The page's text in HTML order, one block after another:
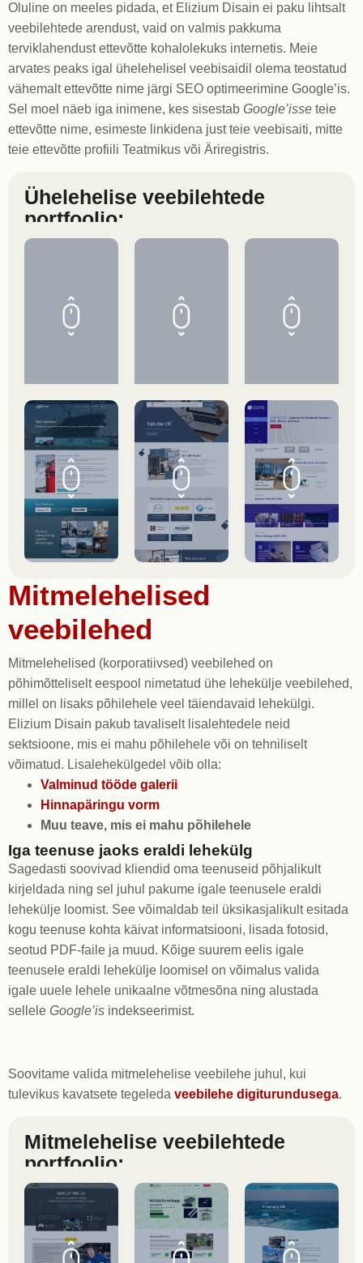
Oluline on meeles pidada, et Elizium Disain ei paku lihtsalt
veebilehtede arendust, vaid on valmis pakkuma
terviklahendust ettevõtte kohalolekuks internetis. Meie
arvates peaks igal ühelehelisel veebisaidil olema teostatud
vähemalt ettevõtte nime järgi SEO optimeerimine Google’is.
Sel moel näeb iga inimene, kes sisestab Google’isse teie
ettevõtte nime, esimeste linkidena just teie veebisaiti, mitte
teie ettevõtte profiili Teatmikus või Äriregistris.
Ühelehelise veebilehtede
portfoolio:
Mitmelehelised
veebilehed
Mitmelehelised (korporatiivsed) veebilehed on
põhimõtteliselt eespool nimetatud ühe lehekülje veebilehed,
millel on lisaks põhilehele veel täiendavaid lehekülgi.
Elizium Disain pakub tavaliselt lisalehtedele neid
sektsioone, mis ei mahu põhilehele või on tehniliselt
võimatud. Lisalehekülgedel võib olla:
Valminud tööde galerii
Hinnapäringu vorm
Muu teave, mis ei mahu põhilehele
Iga teenuse jaoks eraldi lehekülg
Sagedasti soovivad kliendid oma teenuseid põhjalikult
kirjeldada ning sel juhul pakume igale teenusele eraldi
lehekülje loomist. See võimaldab teil üksikasjalikult esitada
kogu teenuse kohta käivat informatsiooni, lisada fotosid,
seotud PDF-faile ja muud. Kõige suurem eelis igale
teenusele eraldi lehekülje loomisel on võimalus valida
igale uuele lehele unikaalne võtmesõna ning alustada
sellele Google’is indekseerimist.
Soovitame valida mitmelehelise veebilehe juhul, kui
tulevikus kavatsete tegeleda veebilehe digiturundusega.
Mitmelehelise veebilehtede
portfoolio: